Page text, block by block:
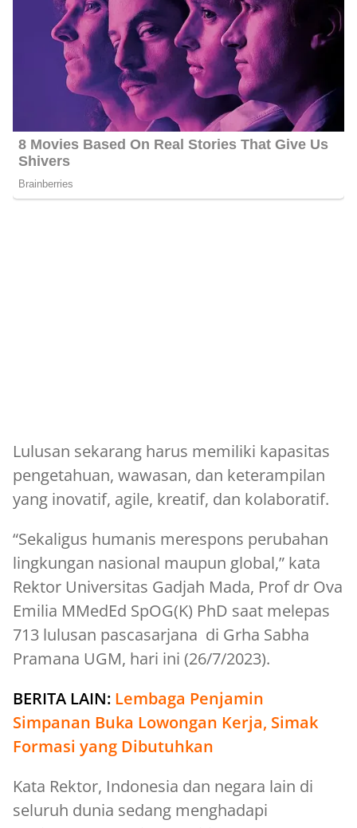
Lulusan sekarang harus memiliki kapasitas
pengetahuan, wawasan, dan keterampilan
yang inovatif, agile, kreatif, dan kolaboratif.
“Sekaligus humanis merespons perubahan
lingkungan nasional maupun global,” kata
Rektor Universitas Gadjah Mada, Prof dr Ova
Emilia MMedEd SpOG(K) PhD saat melepas
713 lulusan pascasarjana di Grha Sabha
Pramana UGM, hari ini (26/7/2023).
BERITA LAIN: Lembaga Penjamin
Simpanan Buka Lowongan Kerja, Simak
Formasi yang Dibutuhkan
Kata Rektor, Indonesia dan negara lain di
seluruh dunia sedang menghadapi